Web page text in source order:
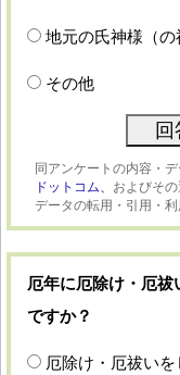
地元の氏神様（の
その他
同アンケートの内容・
ドットコム、 およびそ
データの転用・引用・利
厄年に厄除け・厄
ですか？
厄除け・厄祓いを